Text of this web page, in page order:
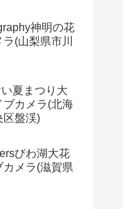
神明の花
(山梨県市川
夏まつり大
ブカメラ(北海
区盤渓)
びわ湖大花
カメラ(滋賀県